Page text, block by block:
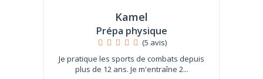
Kamel
Prépa physique
(5 avis)
Je pratique les sports de combats depuis
plus de 12 ans. Je m'entraîne 2...